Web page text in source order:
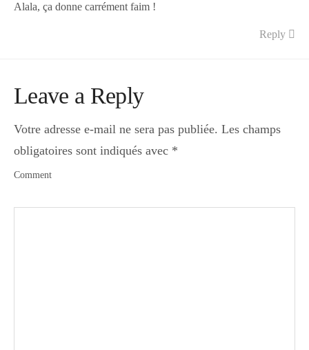
Alala, ça donne carrément faim !
Reply
Leave a Reply
Votre adresse e-mail ne sera pas publiée. Les champs
obligatoires sont indiqués avec *
Comment